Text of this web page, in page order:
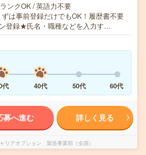
ンクOK / 英語力不要
は事前登録だけでもOK！履歴書不要
登録★氏名・職種などを入力す…
代 40代 50代 60代
募へ進む 詳しく見る
リアオプション 製造事業部（全国）